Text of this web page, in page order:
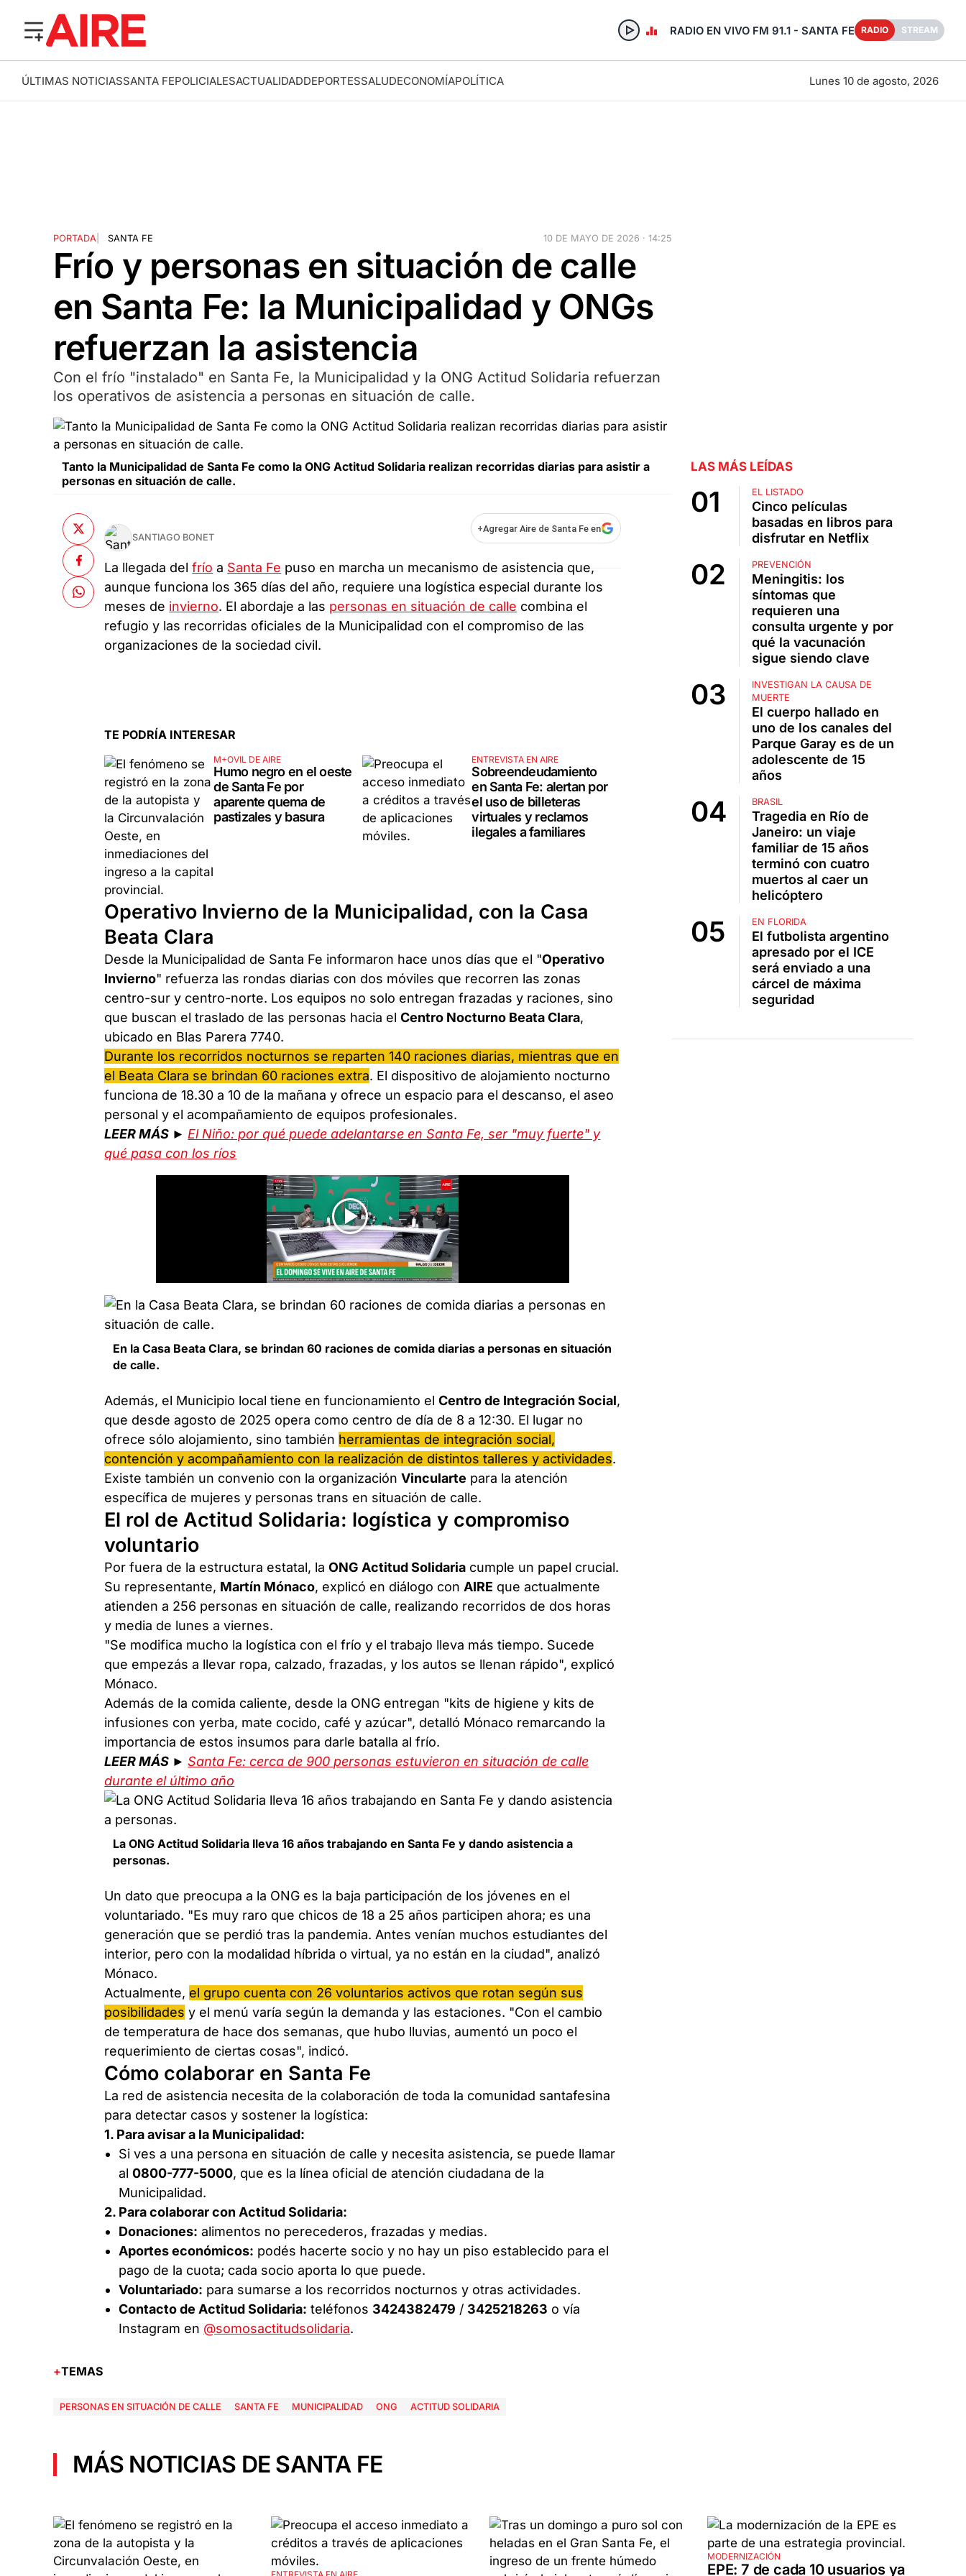
RADIO EN VIVO FM 91.1 - SANTA FE RADIO STREAM
ÚLTIMAS NOTICIASSANTA FEPOLICIALESACTUALIDADDEPORTESSALUDECONOMÍAPOLÍTICA Lunes 10 de agosto, 2026
PORTADA| SANTA FE 10 DE MAYO DE 2026 · 14:25
Frío y personas en situación de calle
en Santa Fe: la Municipalidad y ONGs
refuerzan la asistencia
Con el frío "instalado" en Santa Fe, la Municipalidad y la ONG Actitud Solidaria refuerzan
los operativos de asistencia a personas en situación de calle.
Tanto la Municipalidad de Santa Fe como la ONG Actitud Solidaria realizan recorridas diarias para asistir a
personas en situación de calle.
SANTIAGO BONET
+Agregar Aire de Santa Fe en
La llegada delfrío a Santa Fe puso en marcha un mecanismo de asistencia que,
aunque funciona los 365 días del año, requiere una logística especial durante los
meses de invierno. El abordaje a las personas en situación de calle combina el
refugio y las recorridas oficiales de la Municipalidad con el compromiso de las
organizaciones de la sociedad civil.
TE PODRÍA INTERESAR
M+OVIL DE AIRE
Humo negro en el oeste
de Santa Fe por
aparente quema de
pastizales y basura
ENTREVISTA EN AIRE
Sobreendeudamiento
en Santa Fe: alertan por
el uso de billeteras
virtuales y reclamos
ilegales a familiares
Operativo Invierno de la Municipalidad, con la Casa
Beata Clara
Desde la Municipalidad de Santa Fe informaron hace unos días que el "Operativo
Invierno" refuerza las rondas diarias con dos móviles que recorren las zonas
centro-sur y centro-norte. Los equipos no solo entregan frazadas y raciones, sino
que buscan el traslado de las personas hacia elCentro Nocturno Beata Clara,
ubicado en Blas Parera 7740.
Durante los recorridos nocturnos se reparten 140 raciones diarias, mientras que en
el Beata Clara se brindan 60 raciones extra. El dispositivo de alojamiento nocturno
funciona de 18.30 a 10 de la mañana y ofrece un espacio para el descanso, el aseo
personal y el acompañamiento de equipos profesionales.
LEER MÁS ► El Niño: por qué puede adelantarse en Santa Fe, ser "muy fuerte" y
qué pasa con los ríos
En la Casa Beata Clara, se brindan 60 raciones de comida diarias a personas en situación
de calle.
Además, el Municipio local tiene en funcionamiento elCentro de Integración Social,
que desde agosto de 2025 opera como centro de día de 8 a 12:30. El lugar no
ofrece sólo alojamiento, sino también herramientas de integración social,
contención y acompañamiento con la realización de distintos talleres y actividades.
Existe también un convenio con la organizaciónVincularte para la atención
específica de mujeres y personas trans en situación de calle.
El rol de Actitud Solidaria: logística y compromiso
voluntario
Por fuera de la estructura estatal, laONG Actitud Solidaria cumple un papel crucial.
Su representante, Martín Mónaco, explicó en diálogo con AIRE que actualmente
atienden a 256 personas en situación de calle, realizando recorridos de dos horas
y media de lunes a viernes.
"Se modifica mucho la logística con el frío y el trabajo lleva más tiempo. Sucede
que empezás a llevar ropa, calzado, frazadas, y los autos se llenan rápido", explicó
Mónaco.
Además de la comida caliente, desde la ONG entregan "kits de higiene y kits de
infusiones con yerba, mate cocido, café y azúcar", detalló Mónaco remarcando la
importancia de estos insumos para darle batalla al frío.
LEER MÁS ►Santa Fe: cerca de 900 personas estuvieron en situación de calle
durante el último año
La ONG Actitud Solidaria lleva 16 años trabajando en Santa Fe y dando asistencia a
personas.
Un dato que preocupa a la ONG es la baja participación de los jóvenes en el
voluntariado. "Es muy raro que chicos de 18 a 25 años participen ahora; es una
generación que se perdió tras la pandemia. Antes venían muchos estudiantes del
interior, pero con la modalidad híbrida o virtual, ya no están en la ciudad", analizó
Mónaco.
Actualmente, el grupo cuenta con 26 voluntarios activos que rotan según sus
posibilidades y el menú varía según la demanda y las estaciones. "Con el cambio
de temperatura de hace dos semanas, que hubo lluvias, aumentó un poco el
requerimiento de ciertas cosas", indicó.
Cómo colaborar en Santa Fe
La red de asistencia necesita de la colaboración de toda la comunidad santafesina
para detectar casos y sostener la logística:
1. Para avisar a la Municipalidad:
Si ves a una persona en situación de calle y necesita asistencia, se puede llamar
al0800-777-5000, que es la línea oficial de atención ciudadana de la
Municipalidad.
2. Para colaborar con Actitud Solidaria:
Donaciones: alimentos no perecederos, frazadas y medias.
Aportes económicos: podés hacerte socio y no hay un piso establecido para el
pago de la cuota; cada socio aporta lo que puede.
Voluntariado: para sumarse a los recorridos nocturnos y otras actividades.
Contacto de Actitud Solidaria: teléfonos 3424382479 / 3425218263 o vía
Instagram en @somosactitudsolidaria.
LAS MÁS LEÍDAS
EL LISTADO
Cinco películas
basadas en libros para
disfrutar en Netflix
PREVENCIÓN
Meningitis: los
síntomas que
requieren una
consulta urgente y por
qué la vacunación
sigue siendo clave
INVESTIGAN LA CAUSA DE
MUERTE
El cuerpo hallado en
uno de los canales del
Parque Garay es de un
adolescente de 15
años
BRASIL
Tragedia en Río de
Janeiro: un viaje
familiar de 15 años
terminó con cuatro
muertos al caer un
helicóptero
EN FLORIDA
El futbolista argentino
apresado por el ICE
será enviado a una
cárcel de máxima
seguridad
TEMAS
PERSONAS EN SITUACIÓN DE CALLE SANTA FE MUNICIPALIDAD ONG ACTITUD SOLIDARIA
MÁS NOTICIAS DE SANTA FE
MODERNIZACIÓN
EPE: 7 de cada 10 usuarios ya